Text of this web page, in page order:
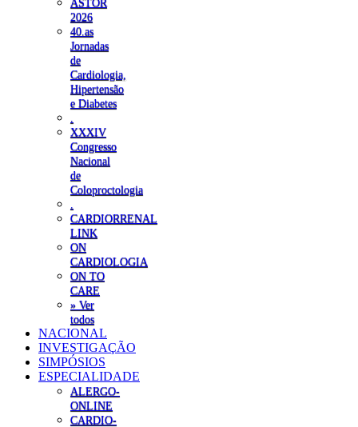
2026
40.as
Jornadas
de
Cardiologia,
Hipertensão
e Diabetes
XXXIV
Congresso
Nacional
de
Coloproctologia
CARDIORRENAL
LINK
ON
CARDIOLOGIA
ON TO
CARE
» Ver
todos
NACIONAL
INVESTIGAÇÃO
SIMPÓSIOS
ESPECIALIDADE
ALERGO-
ONLINE
CARDIO-